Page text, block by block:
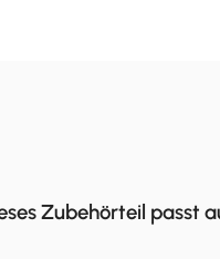
Zubehörteil passt